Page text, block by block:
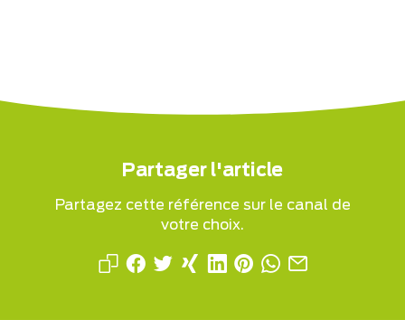
Partager l'article
Partagez cette référence sur le canal de
votre choix.